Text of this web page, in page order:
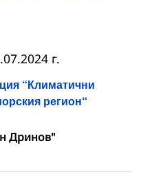
“Климатични
регион“
г.
Дринов"